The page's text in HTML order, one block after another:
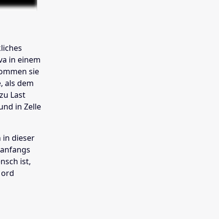
in einem
sie
als dem
Last
in Zelle
in dieser
ist,